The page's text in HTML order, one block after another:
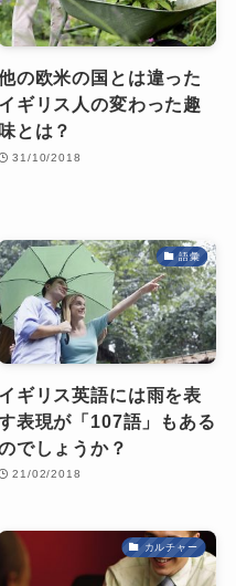
の欧米の国とは違った
イギリス人の変わった趣
味とは？
31/10/2018
語彙
イギリス英語には雨を表
表現が「107語」もある
でしょうか？
21/02/2018
カルチャー